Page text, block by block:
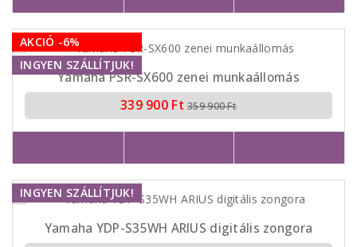
AKCIÓ -6%
INGYEN SZÁLLÍTJUK!
Yamaha PSR-SX600 zenei munkaállomás
339 900 Ft 359 900 Ft
INGYEN SZÁLLÍTJUK!
Yamaha YDP-S35WH ARIUS digitális zongora